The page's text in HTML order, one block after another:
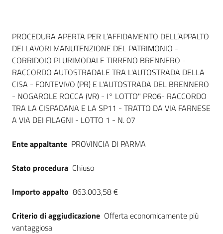
Dati del bando
PROCEDURA APERTA PER L’AFFIDAMENTO DELL’APPALTO
DEI LAVORI MANUTENZIONE DEL PATRIMONIO -
CORRIDOIO PLURIMODALE TIRRENO BRENNERO -
RACCORDO AUTOSTRADALE TRA L'AUTOSTRADA DELLA
CISA - FONTEVIVO (PR) E L'AUTOSTRADA DEL BRENNERO
- NOGAROLE ROCCA (VR) - I° LOTTO" PR06- RACCORDO
TRA LA CISPADANA E LA SP11 - TRATTO DA VIA FARNESE
A VIA DEI FILAGNI - LOTTO 1 - N. 07
Ente appaltante PROVINCIA DI PARMA
Stato procedura Chiuso
Importo appalto 863.003,58 €
Criterio di aggiudicazione Offerta economicamente più
vantaggiosa